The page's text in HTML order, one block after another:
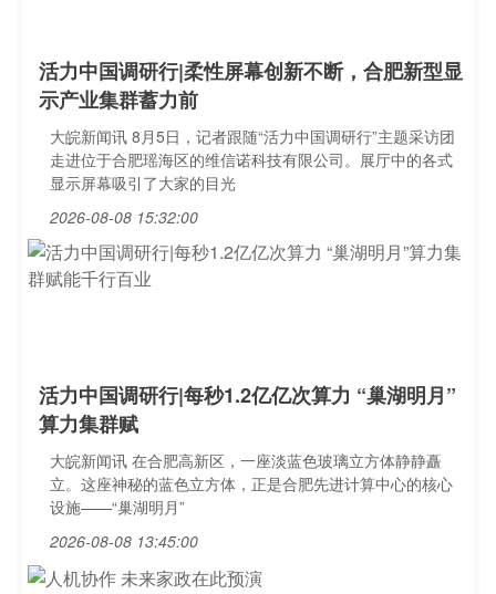
活力中国调研行|柔性屏幕创新不断，合肥新型显
示产业集群蓄力前
大皖新闻讯 8月5日，记者跟随“活力中国调研行”主题采访团
走进位于合肥瑶海区的维信诺科技有限公司。展厅中的各式
显示屏幕吸引了大家的目光
2026-08-08 15:32:00
活力中国调研行|每秒1.2亿亿次算力 “巢湖明月”
算力集群赋
大皖新闻讯 在合肥高新区，一座淡蓝色玻璃立方体静静矗
立。这座神秘的蓝色立方体，正是合肥先进计算中心的核心
设施——“巢湖明月”
2026-08-08 13:45:00